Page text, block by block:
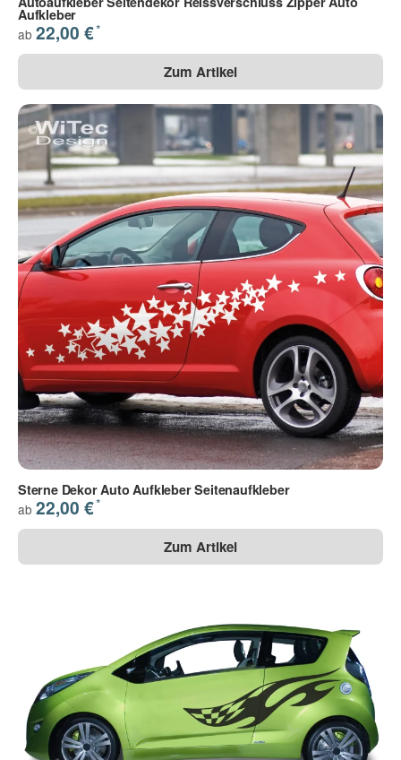
Aufkleber
ab 22,00 €*
Zum Artikel
Sterne Dekor Auto Aufkleber Seitenaufkleber
ab 22,00 €*
Zum Artikel